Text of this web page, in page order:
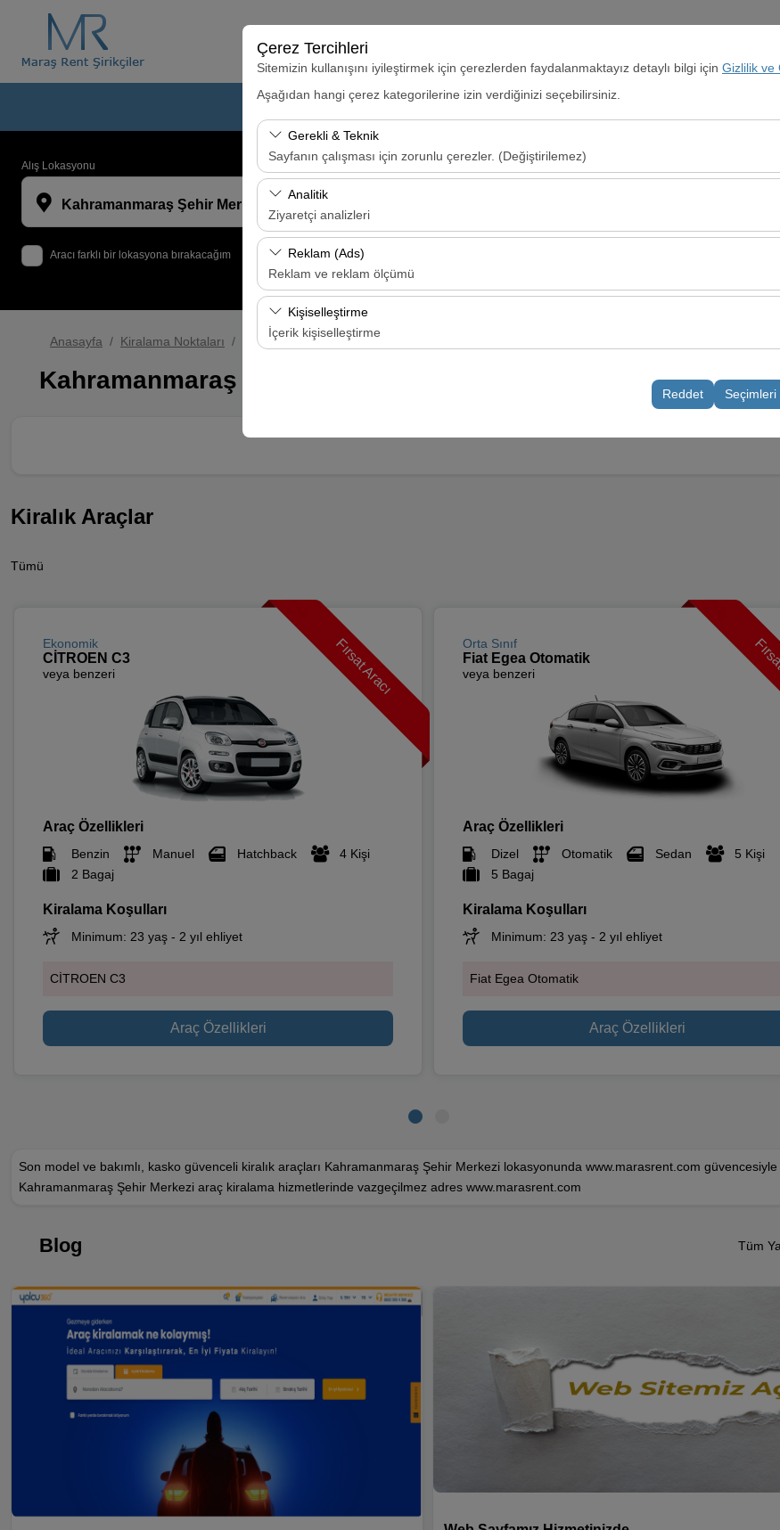
Çerez Tercihleri
Sitemizin kullanışını iyileştirmek için çerezlerden faydalanmaktayız detaylı bilgi için Gizlilik ve
Aşağıdan hangi çerez kategorilerine izin verdiğinizi seçebilirsiniz.
Gerekli & Teknik
Sayfanın çalışması için zorunlu çerezler. (Değiştirilemez)
Bu çerezler sitenin doğru şekilde çalışması, güvenlik, oturum yönetimi ve temel işlevler için
bırakılamaz.
Analitik
Ziyaretçi analizleri
Bu çerezler, sitemizin nasıl kullanıldığını (ziyaretçi sayısı, en çok ziyaret edilen sayfalar,
analiz etmemizi sağlar. Bu veriler, web sitesi performansını ölçmek ve kullanıcı deneyimini
kullanılır.
Reklam (Ads)
Reklam ve reklam ölçümü
Bu çerezler, size ilgi alanlarınıza uygun kişiselleştirilmiş reklamlar göstermemize ve reklam
etkinliğini (gösterim sayısı, tıklama oranı) ölçmemize olanak tanır.
Kişiselleştirme
İçerik kişiselleştirme
deneyiminizin tutarlılığını ve sürekliliğini sağlamak amacıyla kullanılır.
Reddet Seçimleri
Anasayfa Kiralık Araçlar Kiralama Noktaları
Alış Lokasyonu
Kahramanmaraş Şehir Merkezi
Aracı farklı bir lokasyona bırakacağım
Alış Tarih & Saat
Anasayfa Kiralama Noktaları Kahramanmaraş Şehir Merkezi
Kahramanmaraş Şehir Merkezi
Kiralık Araçlar
Tümü
Fırsat Aracı
Ekonomik
CİTROEN C3
veya benzeri
Araç Özellikleri
Benzin Manuel Hatchback
4 Kişi
2 Bagaj
Kiralama Koşulları
Minimum: 23 yaş - 2 yıl ehliyet
CİTROEN C3
Araç Özellikleri
Orta Sınıf
Fiat Egea Otomatik
veya benzeri
Araç Özellikleri
Dizel Otomatik Sedan
5 Kişi
5 Bagaj
Kiralama Koşulları
Minimum: 23 yaş - 2 yıl ehliyet
Fiat Egea Otomatik
Araç Özellikleri
Son model ve bakımlı, kasko güvenceli kiralık araçları Kahramanmaraş Şehir Merkezi lokasyonunda www.marasrent.com güvencesiyle
Kahramanmaraş Şehir Merkezi araç kiralama hizmetlerinde vazgeçilmez adres www.marasrent.com
Blog Tüm